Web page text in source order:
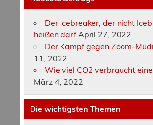
Der Icebreaker, der nicht
heißen darf April 27, 2022
Der Kampf gegen Zoom-
11, 2022
Wie viel CO2 verbraucht
März 4, 2022
Die wichtigsten Themen